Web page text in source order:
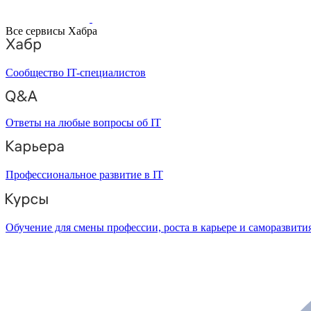
Все сервисы Хабра
Сообщество IT-специалистов
Ответы на любые вопросы об IT
Профессиональное развитие в IT
Обучение для смены профессии, роста в карьере и